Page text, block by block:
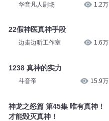
华音凡人剧场 1.2万
22假神医真神手段
边走边听工作室 1.6万
1238 真神的实力
斗音帝 15.9万
神龙之怒篇 第45集 唯有真神！
才能毁灭真神！